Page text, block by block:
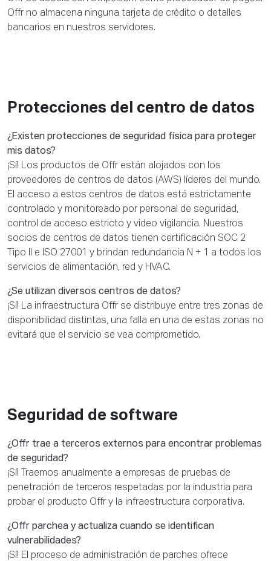
Offr no almacena ninguna tarjeta de crédito o detalles
bancarios en nuestros servidores.
Protecciones del centro de datos
¿Existen protecciones de seguridad física para proteger
mis datos?
¡Sí! Los productos de Offr están alojados con los
proveedores de centros de datos (AWS) líderes del mundo.
El acceso a estos centros de datos está estrictamente
controlado y monitoreado por personal de seguridad,
control de acceso estricto y video vigilancia. Nuestros
socios de centros de datos tienen certificación SOC 2
Tipo II e ISO 27001 y brindan redundancia N + 1 a todos los
servicios de alimentación, red y HVAC.
¿Se utilizan diversos centros de datos?
¡Sí! La infraestructura Offr se distribuye entre tres zonas de
disponibilidad distintas, una falla en una de estas zonas no
evitará que el servicio se vea comprometido.
Seguridad de software
¿Offr trae a terceros externos para encontrar problemas
de seguridad?
¡Sí! Traemos anualmente a empresas de pruebas de
penetración de terceros respetadas por la industria para
probar el producto Offr y la infraestructura corporativa.
¿Offr parchea y actualiza cuando se identifican
vulnerabilidades?
¡Sí! El proceso de administración de parches ofrece